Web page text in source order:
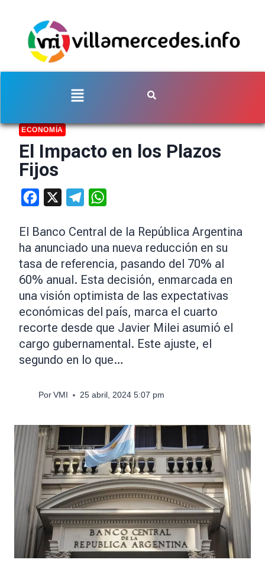
ECONOMÍA
El Impacto en los Plazos
Fijos
Facebook Telegram
El Banco Central de la República Argentina
ha anunciado una nueva reducción en su
tasa de referencia, pasando del 70% al
60% anual. Esta decisión, enmarcada en
una visión optimista de las expectativas
económicas del país, marca el cuarto
recorte desde que Javier Milei asumió el
cargo gubernamental. Este ajuste, el
segundo en lo que…
Por VMI 25 abril, 2024 5:07 pm